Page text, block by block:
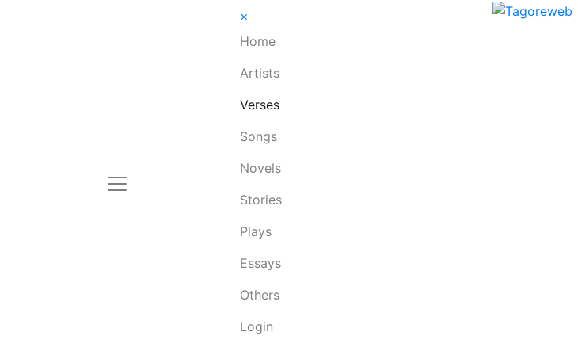
×
Home
Artists
Verses
Songs
Novels
Stories
Plays
Essays
Others
Login